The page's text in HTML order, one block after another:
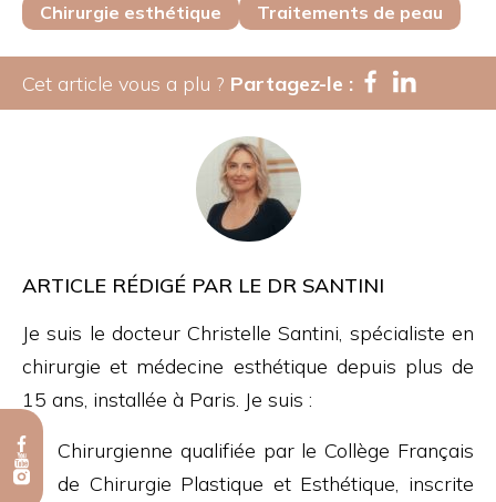
Chirurgie esthétique
Traitements de peau
Cet article vous a plu ? Partagez-le :
ARTICLE RÉDIGÉ PAR LE DR SANTINI
Je suis le docteur Christelle Santini, spécialiste en
chirurgie et médecine esthétique depuis plus de
15 ans, installée à Paris. Je suis :
Chirurgienne qualifiée par le Collège Français
de Chirurgie Plastique et Esthétique, inscrite